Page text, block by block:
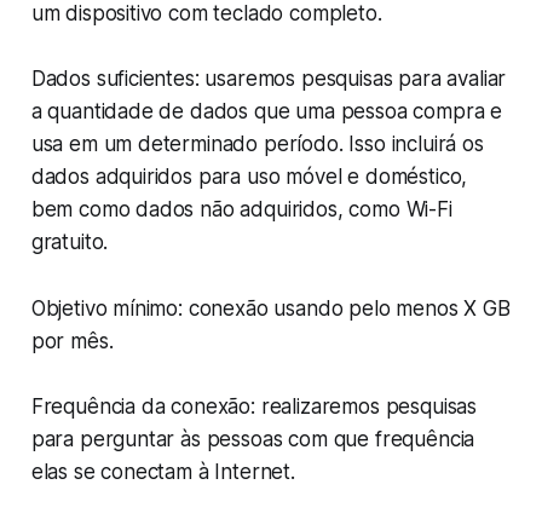
um dispositivo com teclado completo.
Dados suficientes: usaremos pesquisas para avaliar
a quantidade de dados que uma pessoa compra e
usa em um determinado período. Isso incluirá os
dados adquiridos para uso móvel e doméstico,
bem como dados não adquiridos, como Wi-Fi
gratuito.
Objetivo mínimo: conexão usando pelo menos X GB
por mês.
Frequência da conexão: realizaremos pesquisas
para perguntar às pessoas com que frequência
elas se conectam à Internet.